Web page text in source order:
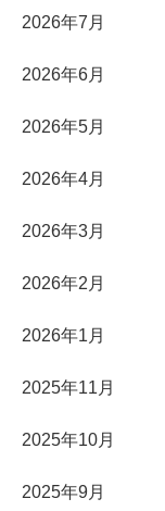
2026年7月
2026年6月
2026年5月
2026年4月
2026年3月
2026年2月
2026年1月
2025年11月
2025年10月
2025年9月